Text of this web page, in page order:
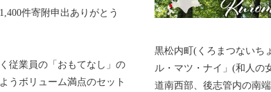
件寄附申出ありがとう
従業員の「おもてなし」の
うボリューム満点のセット
黒松内町(くろまつないち
ル・マツ・ナイ」(和人の
道南西部、後志管内の南